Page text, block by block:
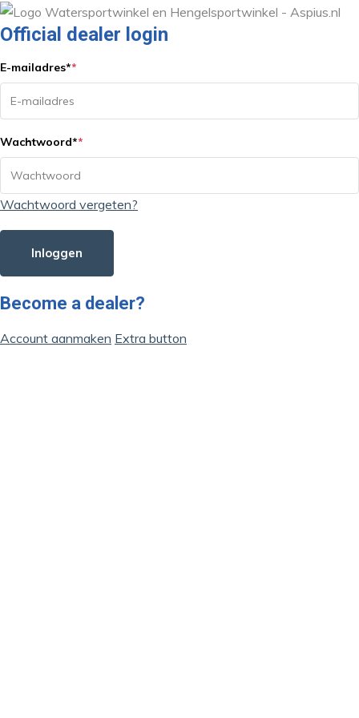
Official dealer login
E-mailadres**
Wachtwoord**
Wachtwoord vergeten?
Inloggen
Become a dealer?
Account aanmaken Extra button